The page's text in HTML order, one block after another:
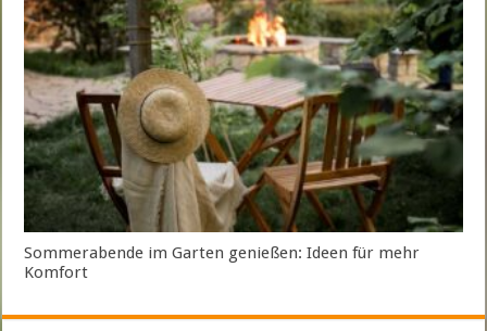
Sommerabende im Garten genießen: Ideen für mehr
Komfort